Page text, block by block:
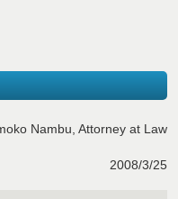
Nambu, Attorney at Law
2008/3/25